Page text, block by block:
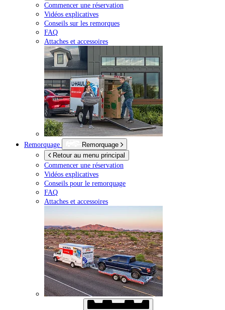
Commencer une réservation
Vidéos explicatives
Conseils sur les remorques
FAQ
Attaches et accessoires
Remorquage
Remorquage
Retour au menu principal
Commencer une réservation
Vidéos explicatives
Conseils pour le remorquage
FAQ
Attaches et accessoires